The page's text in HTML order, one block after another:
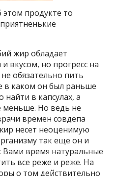
этом продукте то
жир обладает
вкусом, но прогресс на
обязательно пить
в каком он был раньше
в капсулах, а
меньше. Но ведь не
времен совдепа
несет неоценимую
так еще он и
Вами время натуральные
все реже и реже. На
о том действительно